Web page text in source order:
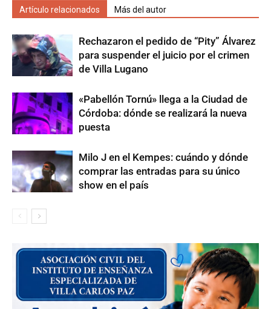
Artículo relacionados Más del autor
Rechazaron el pedido de “Pity” Álvarez
para suspender el juicio por el crimen
de Villa Lugano
«Pabellón Tornú» llega a la Ciudad de
Córdoba: dónde se realizará la nueva
puesta
Milo J en el Kempes: cuándo y dónde
comprar las entradas para su único
show en el país